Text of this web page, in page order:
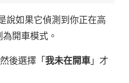
說如果它偵測到你正在高
開車模式。
後選擇「 我未在開車 」才